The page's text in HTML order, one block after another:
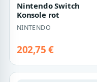
Nintendo Switch
Konsole rot
NINTENDO
202,75 €